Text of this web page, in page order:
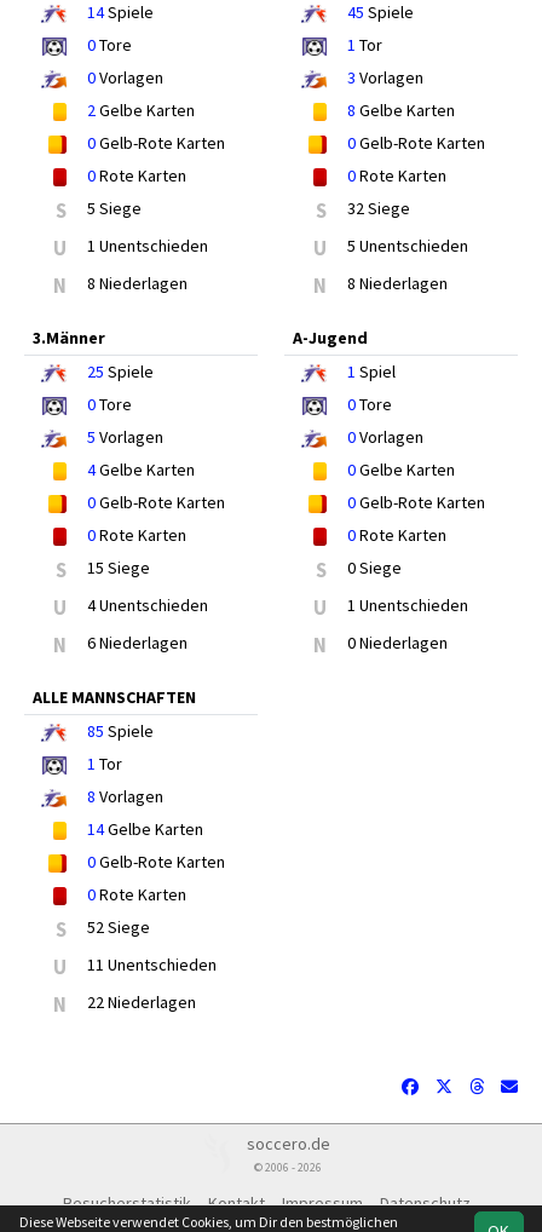
14Spiele
0Tore
0Vorlagen
2Gelbe Karten
0Gelb-Rote Karten
0Rote Karten
S 5 Siege
U 1 Unentschieden
N 8 Niederlagen
45 Spiele
1 Tor
3 Vorlagen
8 Gelbe Karten
0Gelb-Rote Karten
0Rote Karten
S 32 Siege
U 5 Unentschieden
N 8 Niederlagen
3.Männer
25 Spiele
0Tore
5 Vorlagen
4Gelbe Karten
0Gelb-Rote Karten
0Rote Karten
S 15 Siege
U 4 Unentschieden
N 6 Niederlagen
A-Jugend
1 Spiel
0Tore
0Vorlagen
0Gelbe Karten
0Gelb-Rote Karten
0Rote Karten
S 0 Siege
U 1 Unentschieden
N 0 Niederlagen
ALLE MANNSCHAFTEN
85 Spiele
1 Tor
8 Vorlagen
14Gelbe Karten
0Gelb-Rote Karten
0Rote Karten
S 52 Siege
U 11 Unentschieden
N 22 Niederlagen
soccero.de
© 2006 - 2026
Besucherstatistik Kontakt Impressum
Datenschutz
Diese Webseite verwendet Cookies, um Dir den bestmöglichen